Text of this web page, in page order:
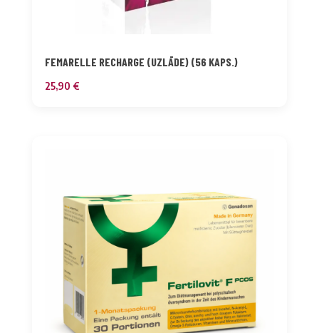
FEMARELLE RECHARGE (UZLĀDE) (56 KAPS.)
25,90 €